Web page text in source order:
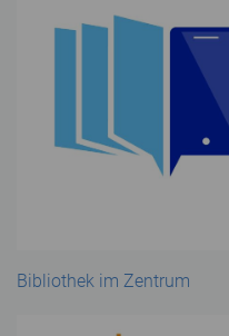
Bibliothek im Zentrum